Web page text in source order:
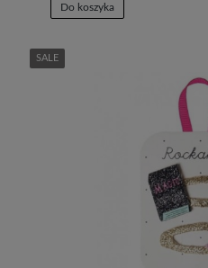
Do koszyka
SALE